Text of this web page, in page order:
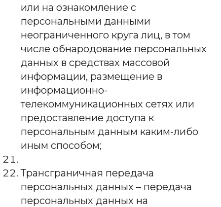
или на ознакомление с
персональными данными
неограниченного круга лиц, в том
числе обнародование персональных
данных в средствах массовой
информации, размещение в
информационно-
телекоммуникационных сетях или
предоставление доступа к
персональным данным каким-либо
иным способом;
Трансграничная передача
персональных данных – передача
персональных данных на